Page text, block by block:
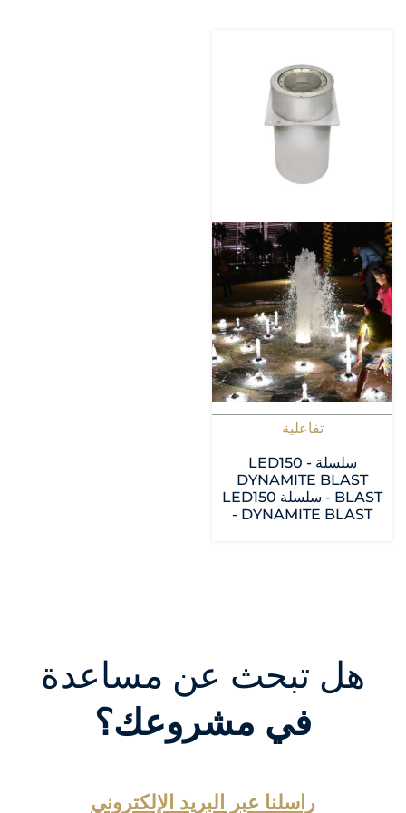
تفاعلية
سلسلة LED150 -
DYNAMITE BLAST
BLAST - سلسلة LED150
- DYNAMITE BLAST
هل تبحث عن مساعدة
في مشروعك؟
راسلنا عبر البريد الإلكتروني